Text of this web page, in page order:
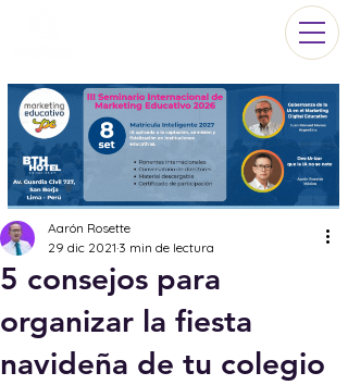
5 consejos para
organizar la fiesta
navideña de tu colegio
Aarón Rosette
29 dic 2021 3 min de lectura